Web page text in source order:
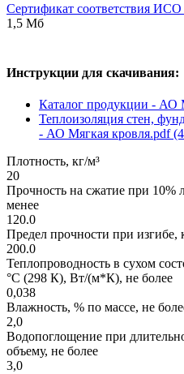
Сертификат соответствия
1,5 Мб
Инструкции для скачивания:
Каталог продукции - АО
Теплоизоляция стен,
- АО Мягкая кровля.pdf
Плотность, кг/м³
20
Прочность на сжатие при
менее
120.0
Предел прочности при изгибе,
200.0
Теплопроводность в сухом
°С (298 К), Вт/(м*К), не более
0,038
Влажность, % по массе, не
2,0
Водопоглощение при
объему, не более
3,0